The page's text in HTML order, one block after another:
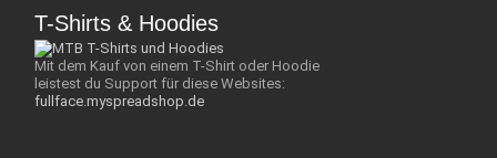
T-Shirts & Hoodies
Mit dem Kauf von einem T-Shirt oder Hoodie
leistest du Support für diese Websites:
fullface.myspreadshop.de